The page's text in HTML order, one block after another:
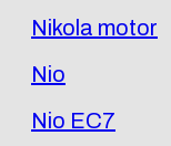
Nikola motor
Nio
Nio EC7